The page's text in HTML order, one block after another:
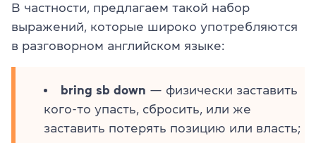
В частности, предлагаем такой набор
выражений, которые широко употребляются
в разговорном английском языке:
bring sb down — физически заставить
кого-то упасть, сбросить, или же
заставить потерять позицию или власть;